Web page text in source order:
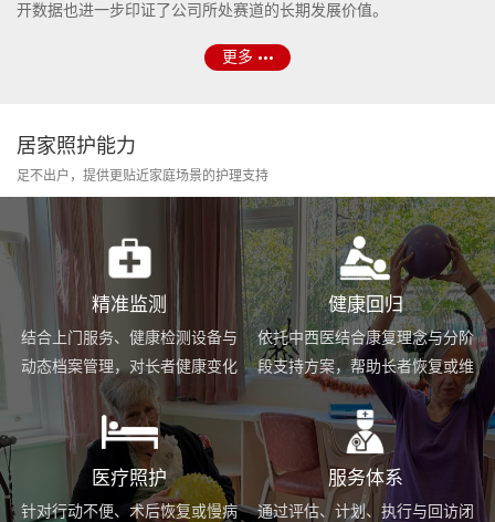
开数据也进一步印证了公司所处赛道的长期发展价值。
更多
居家照护能力
足不出户，提供更贴近家庭场景的护理支持
精准监测
结合上门服务、健康检测设备与
动态档案管理，对长者健康变化
进行持续跟踪与基础预警。
健康回归
依托中西医结合康复理念与分阶
段支持方案，帮助长者恢复或维
持身体功能，提升生活便利度。
医疗照护
针对行动不便、术后恢复或慢病
服务体系
通过评估、计划、执行与回访闭